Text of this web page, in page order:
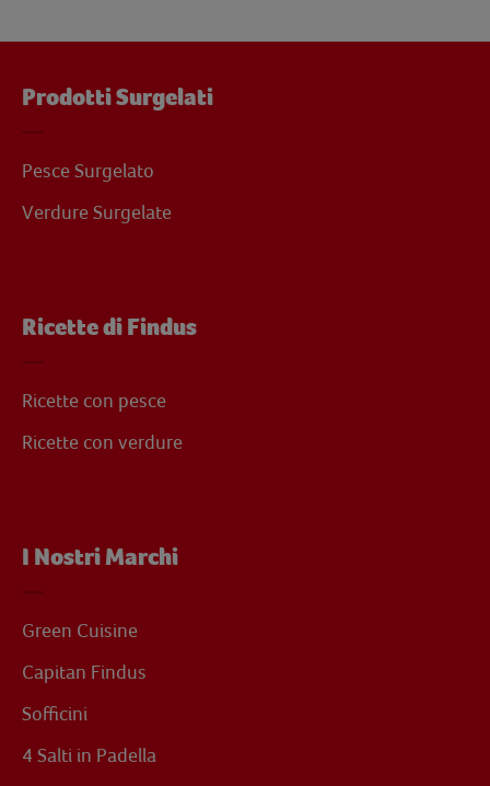
Prodotti Surgelati
Pesce Surgelato
Verdure Surgelate
Ricette di Findus
Ricette con pesce
Ricette con verdure
I Nostri Marchi
Green Cuisine
Capitan Findus
Sofficini
4 Salti in Padella